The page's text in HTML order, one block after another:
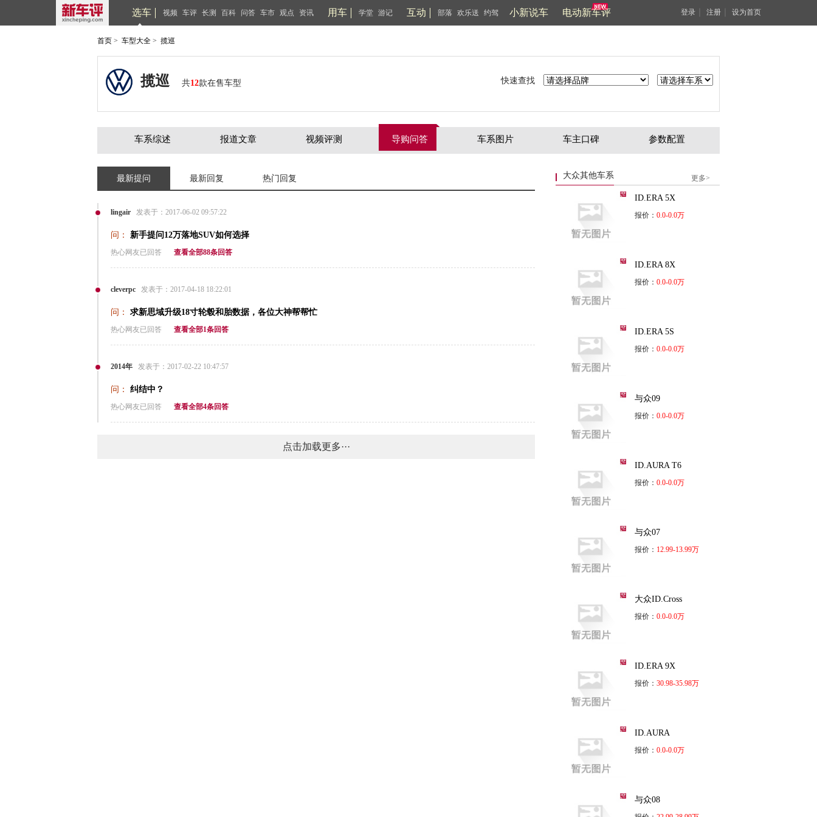
选车 视频 车评 长测 百科 问答 车市 观点 资讯 用车 学堂 游记 互动 部落 欢乐送 约驾 小新说车 电动新车评 登录 注册 设为首页
首页 > 车型大全 > 揽巡
揽巡 共12款在售车型 快速查找
车系综述 报道文章 视频评测 导购问答 车系图片 车主口碑 参数配置
最新提问 最新回复 热门回复
lingair 发表于：2017-06-02 09:57:22
问： 新手提问12万落地SUV如何选择
热心网友已回答 查看全部88条回答
cleverpc 发表于：2017-04-18 18:22:01
问： 求新思域升级18寸轮毂和胎数据，各位大神帮帮忙
热心网友已回答 查看全部1条回答
2014年 发表于：2017-02-22 10:47:57
问： 纠结中？
热心网友已回答 查看全部4条回答
点击加载更多···
大众其他车系 更多>
ID.ERA 5X
报价： 0.0-0.0万
ID.ERA 8X
报价： 0.0-0.0万
ID.ERA 5S
报价： 0.0-0.0万
与众09
报价： 0.0-0.0万
ID.AURA T6
报价： 0.0-0.0万
与众07
报价： 12.99-13.99万
大众ID.Cross
报价： 0.0-0.0万
ID.ERA 9X
报价： 30.98-35.98万
ID.AURA
报价： 0.0-0.0万
与众08